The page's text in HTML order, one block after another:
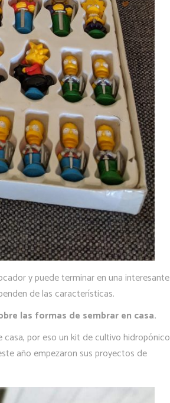
y puede terminar en una interesante
de las características.
las formas de sembrar en casa.
por eso un kit de cultivo hidropónico
año empezaron sus proyectos de